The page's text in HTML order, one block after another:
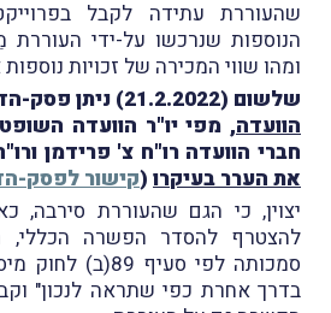
שהעוררת עתידה לקבל
הנוספות שנרכשו על-ידי
ומהו שווי המכירה של זכויות נוספות
שלשום (21.2.2022) ניתן פסק-הדין.
הוועדה, מפי יו"ר הוועדה
חברי הוועדה רו"ח צ' פרידמן
את הערר בעיקרו (קישור לפסק-
יצוין, כי הגם שהעוררת סירבה,
להצטרף להסדר הפשרה הכללי,
סמכותה לפי סעיף
בדרך אחרת כפי שתראה לנכון"